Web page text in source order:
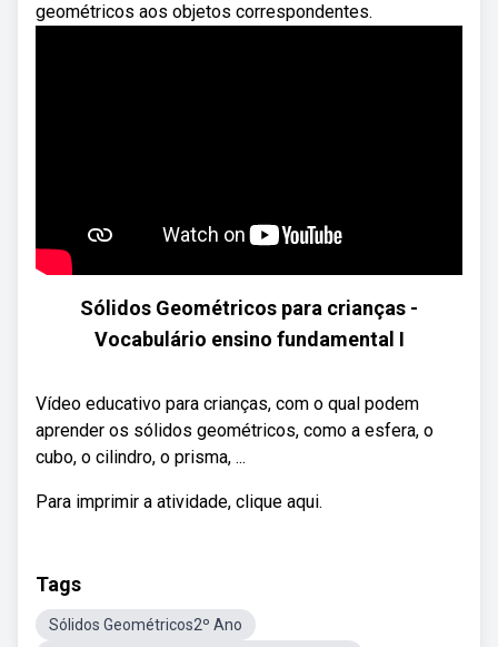
geométricos aos objetos correspondentes.
Sólidos Geométricos para crianças -
Vocabulário ensino fundamental I
Vídeo educativo para crianças, com o qual podem
aprender os sólidos geométricos, como a esfera, o
cubo, o cilindro, o prisma, ...
Para imprimir a atividade, clique aqui.
Tags
Sólidos Geométricos2º Ano